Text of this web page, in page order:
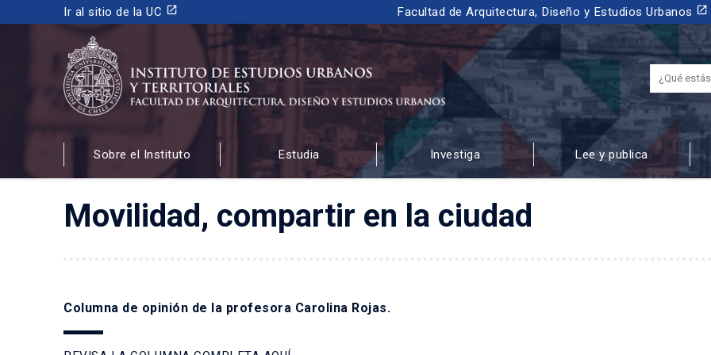
Ir al sitio de la UC launch Facultad de Arquitectura, Diseño y Estudios Urbanos launch
INSTITUTO DE ESTUDIOS URBANOS
Y TERRITORIALES
FACULTAD DE ARQUITECTURA, DISEÑO Y ESTUDIOS URBANOS
Sobre el Instituto Estudia Investiga Lee y publica
Movilidad, compartir en la ciudad
Columna de opinión de la profesora Carolina Rojas.